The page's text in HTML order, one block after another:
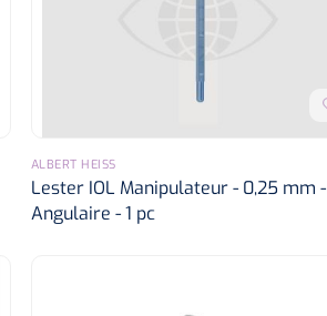
ALBERT HEISS
Lester IOL Manipulateur - 0,25 mm -
Angulaire - 1 pc